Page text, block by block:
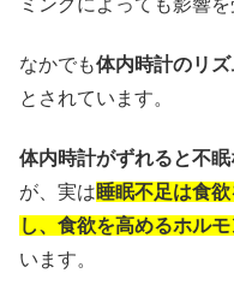
なかでも体内時計のリ
とされています。
体内時計がずれると不
が、実は睡眠不足は食
し、食欲を高めるホル
います。